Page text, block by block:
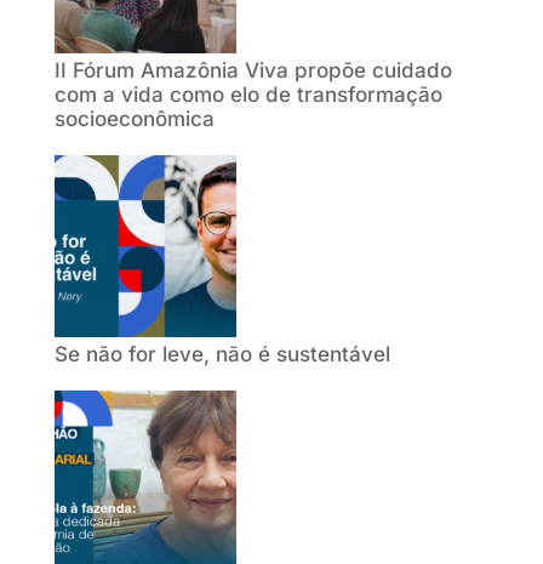
II Fórum Amazônia Viva propõe cuidado
com a vida como elo de transformação
socioeconômica
Se não for leve, não é sustentável